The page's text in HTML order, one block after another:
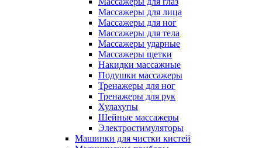
Массажеры для лица
Массажеры для ног
Массажеры для тела
Массажеры ударные
Массажеры щетки
Накидки массажные
Подушки массажеры
Тренажеры для ног
Тренажеры для рук
Хулахупы
Шейные массажеры
Электростимуляторы
Машинки для чистки кистей